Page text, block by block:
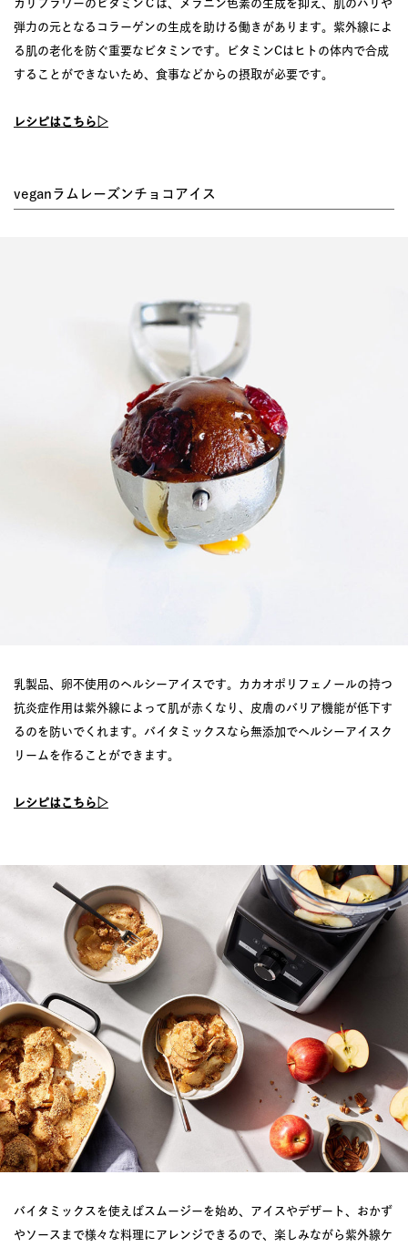
カリフラワーのビタミンＣは、メラニン色素の生成を抑え、肌のハリや
弾力の元となるコラーゲンの生成を助ける働きがあります。紫外線によ
る肌の老化を防ぐ重要なビタミンです。ビタミンCはヒトの体内で合成
することができないため、食事などからの摂取が必要です。
レシピはこちら▷
veganラムレーズンチョコアイス
乳製品、卵不使用のヘルシーアイスです。カカオポリフェノールの持つ
抗炎症作用は紫外線によって肌が赤くなり、皮膚のバリア機能が低下す
るのを防いでくれます。バイタミックスなら無添加でヘルシーアイスク
リームを作ることができます。
レシピはこちら▷
バイタミックスを使えばスムージーを始め、アイスやデザート、おかず
やソースまで様々な料理にアレンジできるので、楽しみながら紫外線ケ